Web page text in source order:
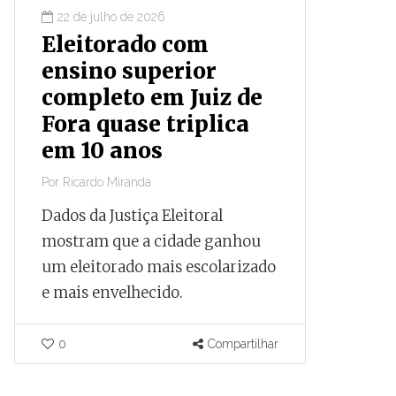
22 de julho de 2026
Eleitorado com
ensino superior
completo em Juiz de
Fora quase triplica
em 10 anos
Por Ricardo Miranda
Dados da Justiça Eleitoral
mostram que a cidade ganhou
um eleitorado mais escolarizado
e mais envelhecido.
0 Compartilhar